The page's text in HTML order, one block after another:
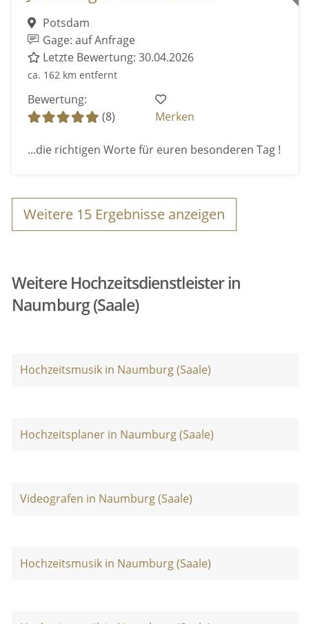
Potsdam
Gage: auf Anfrage
Letzte Bewertung: 30.04.2026
ca. 162 km entfernt
Bewertung:
(8)
Merken
...die richtigen Worte für euren besonderen Tag !
Weitere 15 Ergebnisse anzeigen
Weitere Hochzeitsdienstleister in
Naumburg (Saale)
Hochzeitsmusik in Naumburg (Saale)
Hochzeitsplaner in Naumburg (Saale)
Videografen in Naumburg (Saale)
Hochzeitsmusik in Naumburg (Saale)